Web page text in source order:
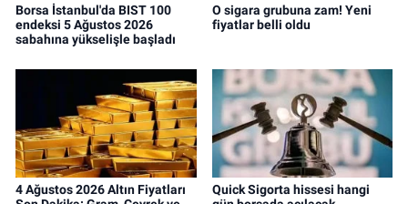
Borsa İstanbul'da BIST 100
endeksi 5 Ağustos 2026
sabahına yükselişle başladı
O sigara grubuna zam! Yeni
fiyatlar belli oldu
4 Ağustos 2026 Altın Fiyatları
Quick Sigorta hissesi hangi